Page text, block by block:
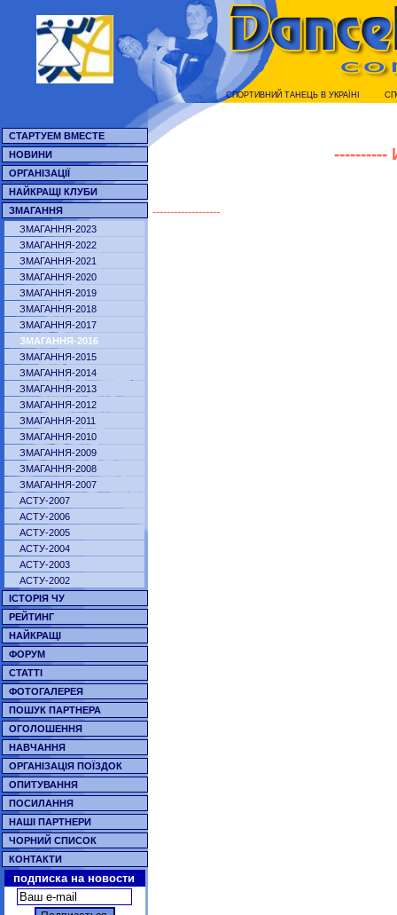
СТАРТУЕМ ВМЕСТЕ
НОВИНИ
ОРГАНІЗАЦІЇ
НАЙКРАЩІ КЛУБИ
ЗМАГАННЯ
ЗМАГАННЯ-2023
ЗМАГАННЯ-2022
ЗМАГАННЯ-2021
ЗМАГАННЯ-2020
ЗМАГАННЯ-2019
ЗМАГАННЯ-2018
ЗМАГАННЯ-2017
ЗМАГАННЯ-2016
ЗМАГАННЯ-2015
ЗМАГАННЯ-2014
ЗМАГАННЯ-2013
ЗМАГАННЯ-2012
ЗМАГАННЯ-2011
ЗМАГАННЯ-2010
ЗМАГАННЯ-2009
ЗМАГАННЯ-2008
ЗМАГАННЯ-2007
АСТУ-2007
АСТУ-2006
АСТУ-2005
АСТУ-2004
АСТУ-2003
АСТУ-2002
ІСТОРІЯ ЧУ
РЕЙТИНГ
НАЙКРАЩІ
ФОРУМ
СТАТТІ
ФОТОГАЛЕРЕЯ
ПОШУК ПАРТНЕРА
ОГОЛОШЕННЯ
НАВЧАННЯ
ОРГАНІЗАЦІЯ ПОЇЗДОК
ОПИТУВАННЯ
ПОСИЛАННЯ
НАШІ ПАРТНЕРИ
ЧОРНИЙ СПИСОК
КОНТАКТИ
подписка на новости
СПОРТИВНИЙ ТАНЕЦЬ В УКРАЇНI
----------
-------------------